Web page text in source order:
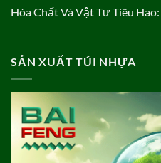
Hóa Chất Và Vật Tư Tiêu Hao:
SẢN XUẤT TÚI NHỰA